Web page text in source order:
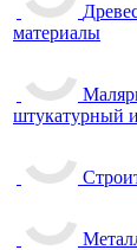
материалы
штукатурный